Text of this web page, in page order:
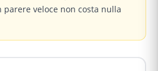
parere veloce non costa nulla